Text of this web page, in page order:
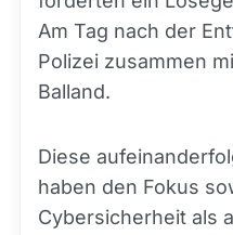
Am Tag nach der
Polizei zusammen
Balland.
Diese
haben den Fokus
Cybersicherheit als